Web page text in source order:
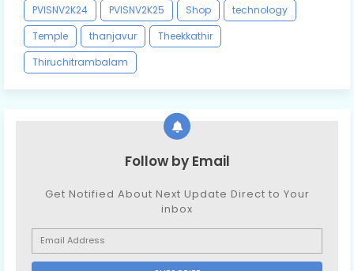
PVISNV2K24
PVISNV2K25 Shop
technology
Temple
thanjavur
Theekkathir
Thiruchitrambalam
Follow by Email
Get Notified About Next Update Direct to Your
inbox